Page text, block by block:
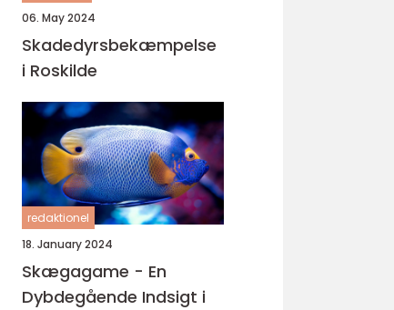
06. May 2024
Skadedyrsbekæmpelse
i Roskilde
redaktionel
18. January 2024
Skægagame - En
Dybdegående Indsigt i